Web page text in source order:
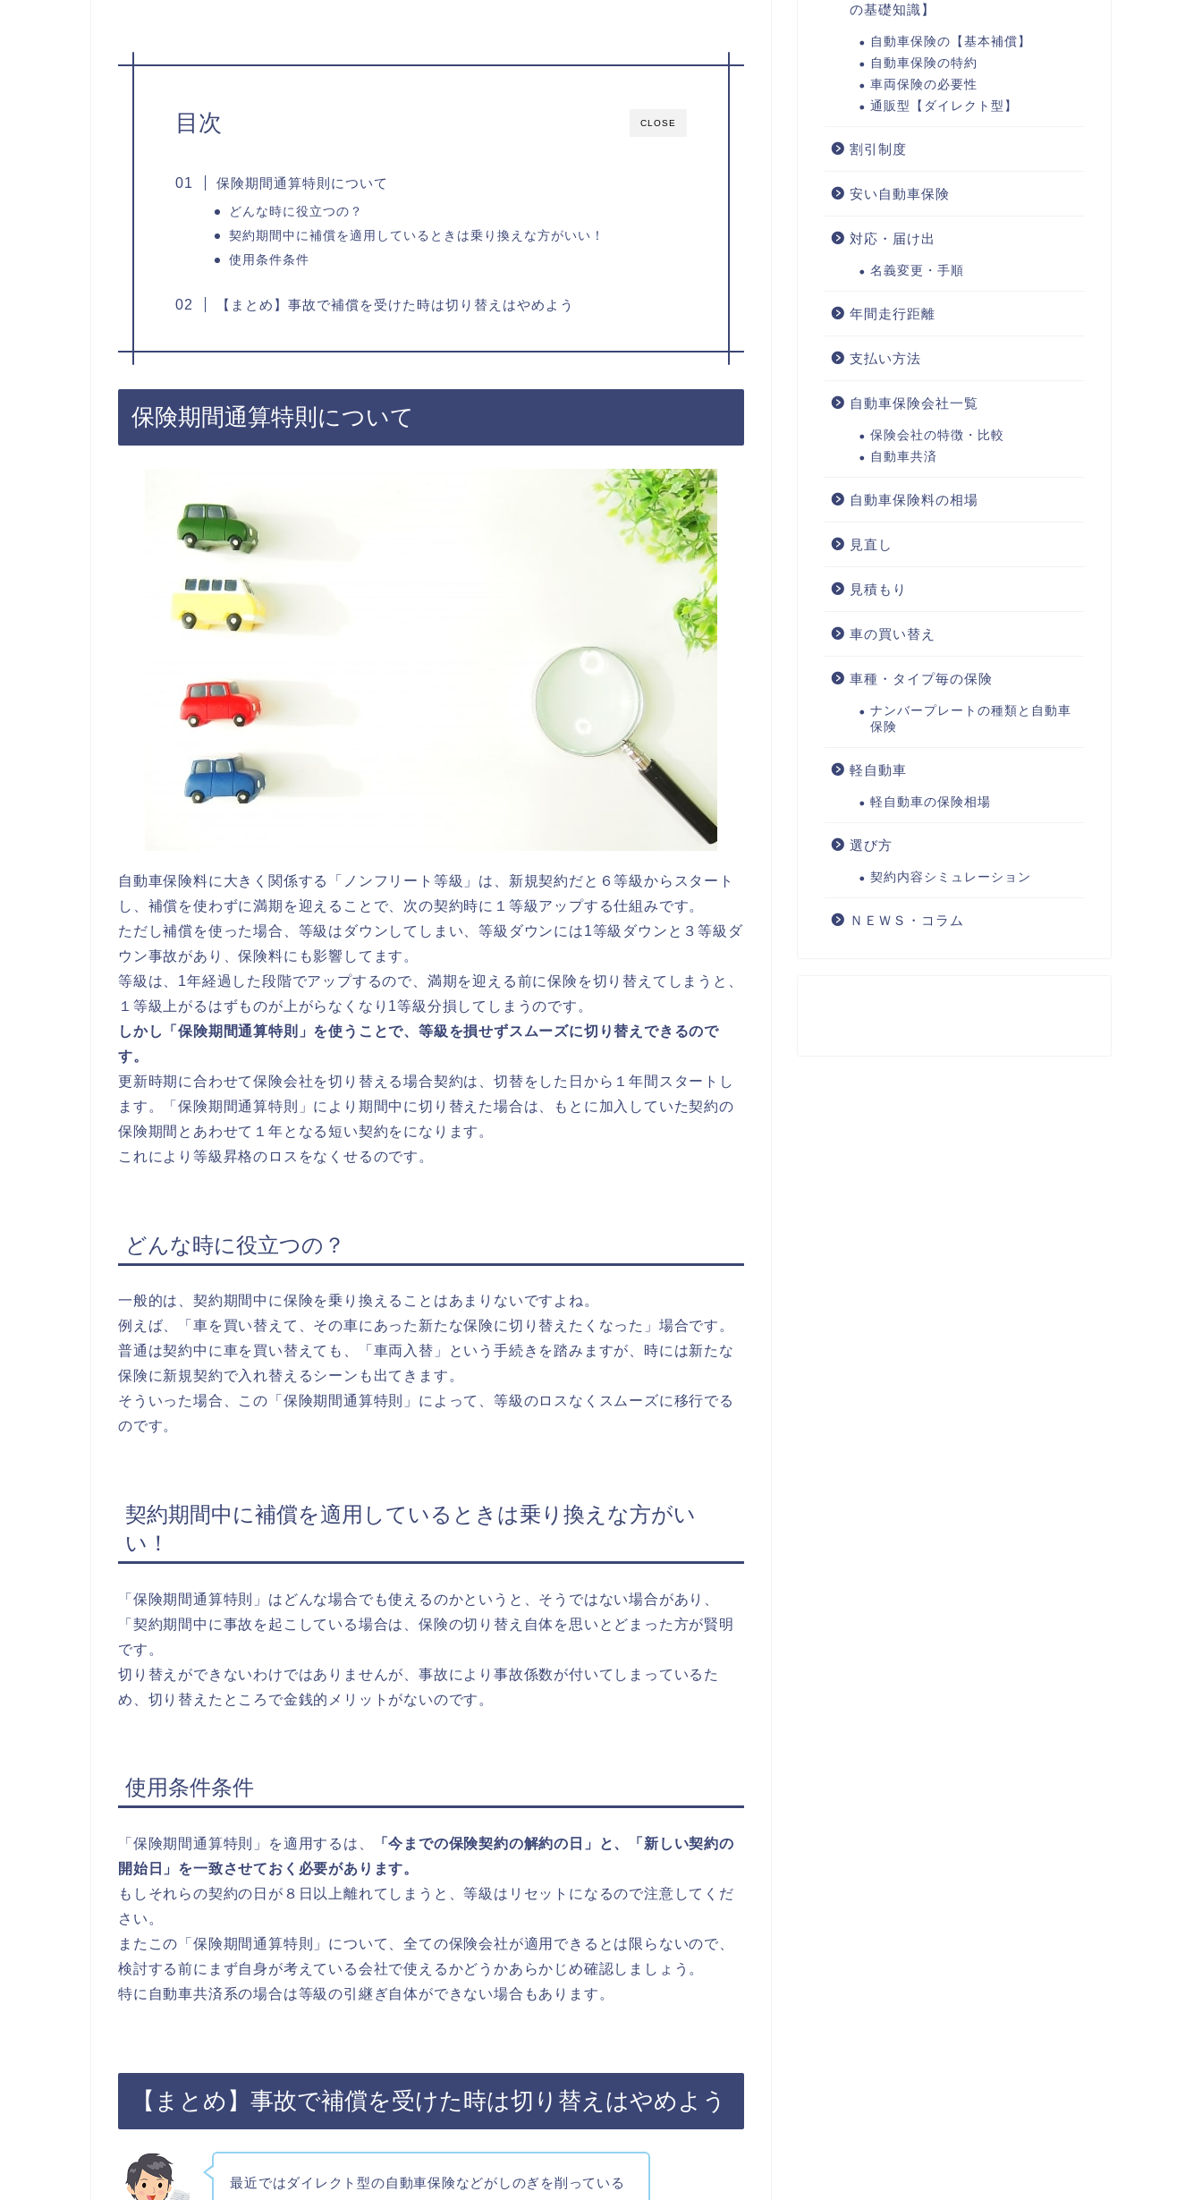
CLOSE
目次
保険期間通算特則について
どんな時に役立つの？
契約期間中に補償を適用しているときは乗り換えな方がいい！
使用条件条件
【まとめ】事故で補償を受けた時は切り替えはやめよう
保険期間通算特則について
自動車保険料に大きく関係する「ノンフリート等級」は、新規契約だと６等級からスタート
し、補償を使わずに満期を迎えることで、次の契約時に１等級アップする仕組みです。
ただし補償を使った場合、等級はダウンしてしまい、等級ダウンには1等級ダウンと３等級ダ
ウン事故があり、保険料にも影響してます。
等級は、1年経過した段階でアップするので、満期を迎える前に保険を切り替えてしまうと、
１等級上がるはずものが上がらなくなり1等級分損してしまうのです。
しかし「保険期間通算特則」を使うことで、等級を損せずスムーズに切り替えできるので
す。
更新時期に合わせて保険会社を切り替える場合契約は、切替をした日から１年間スタートし
ます。「保険期間通算特則」により期間中に切り替えた場合は、もとに加入していた契約の
保険期間とあわせて１年となる短い契約をになります。
これにより等級昇格のロスをなくせるのです。
どんな時に役立つの？
一般的は、契約期間中に保険を乗り換えることはあまりないですよね。
例えば、「車を買い替えて、その車にあった新たな保険に切り替えたくなった」場合です。
普通は契約中に車を買い替えても、「車両入替」という手続きを踏みますが、時には新たな
保険に新規契約で入れ替えるシーンも出てきます。
そういった場合、この「保険期間通算特則」によって、等級のロスなくスムーズに移行でる
のです。
契約期間中に補償を適用しているときは乗り換えな方がい
い！
「保険期間通算特則」はどんな場合でも使えるのかというと、そうではない場合があり、
「契約期間中に事故を起こしている場合は、保険の切り替え自体を思いとどまった方が賢明
です。
切り替えができないわけではありませんが、事故により事故係数が付いてしまっているた
め、切り替えたところで金銭的メリットがないのです。
使用条件条件
「保険期間通算特則」を適用するは、
「今までの保険契約の解約の日」と、「新しい契約の
開始日」を一致させておく必要があります。
もしそれらの契約の日が８日以上離れてしまうと、等級はリセットになるので注意してくだ
さい。
またこの「保険期間通算特則」について、全ての保険会社が適用できるとは限らないので、
検討する前にまず自身が考えている会社で使えるかどうかあらかじめ確認しましょう。
特に自動車共済系の場合は等級の引継ぎ自体ができない場合もあります。
【まとめ】事故で補償を受けた時は切り替えはやめよう
最近ではダイレクト型の自動車保険などがしのぎを削っている
の基礎知識】
自動車保険の【基本補償】
自動車保険の特約
車両保険の必要性
通販型【ダイレクト型】
割引制度
安い自動車保険
対応・届け出
名義変更・手順
年間走行距離
支払い方法
自動車保険会社一覧
保険会社の特徴・比較
自動車共済
自動車保険料の相場
見直し
見積もり
車の買い替え
車種・タイプ毎の保険
ナンバープレートの種類と自動車
保険
軽自動車
軽自動車の保険相場
選び方
契約内容シミュレーション
ＮＥＷＳ・コラム